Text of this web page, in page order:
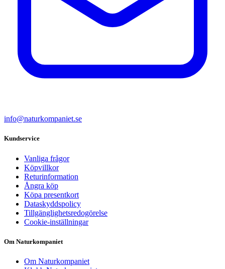
info@naturkompaniet.se
Kundservice
Vanliga frågor
Köpvillkor
Returinformation
Ångra köp
Köpa presentkort
Dataskyddspolicy
Tillgänglighetsredogörelse
Cookie-inställningar
Om Naturkompaniet
Om Naturkompaniet